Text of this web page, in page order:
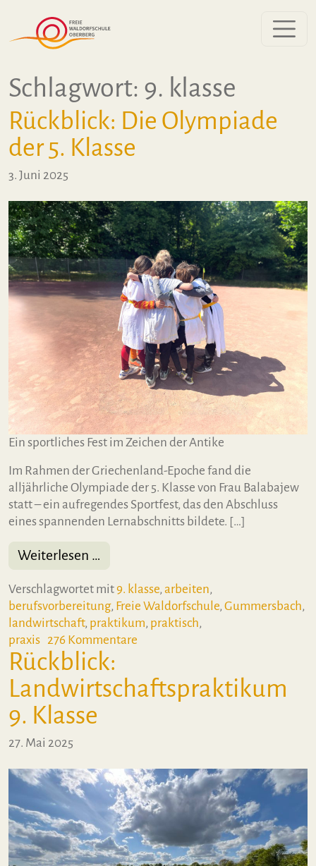
Schlagwort: 9. klasse
Rückblick: Die Olympiade
der 5. Klasse
3. Juni 2025
Ein sportliches Fest im Zeichen der Antike
Im Rahmen der Griechenland-Epoche fand die
alljährliche Olympiade der 5. Klasse von Frau Balabajew
statt – ein aufregendes Sportfest, das den Abschluss
eines spannenden Lernabschnitts bildete. […]
Weiterlesen …
Verschlagwortet mit9. klasse,arbeiten,
berufsvorbereitung, Freie Waldorfschule,Gummersbach,
landwirtschaft, praktikum, praktisch,
praxis 276 Kommentare
Rückblick:
Landwirtschaftspraktikum
9. Klasse
27. Mai 2025